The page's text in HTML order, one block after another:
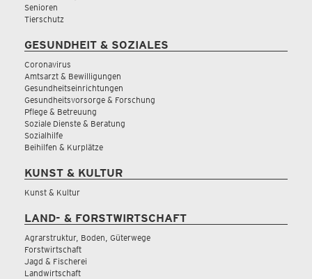
Senioren
Tierschutz
GESUNDHEIT & SOZIALES
Coronavirus
Amtsarzt & Bewilligungen
Gesundheitseinrichtungen
Gesundheitsvorsorge & Forschung
Pflege & Betreuung
Soziale Dienste & Beratung
Sozialhilfe
Beihilfen & Kurplätze
KUNST & KULTUR
Kunst & Kultur
LAND- & FORSTWIRTSCHAFT
Agrarstruktur, Boden, Güterwege
Forstwirtschaft
Jagd & Fischerei
Landwirtschaft